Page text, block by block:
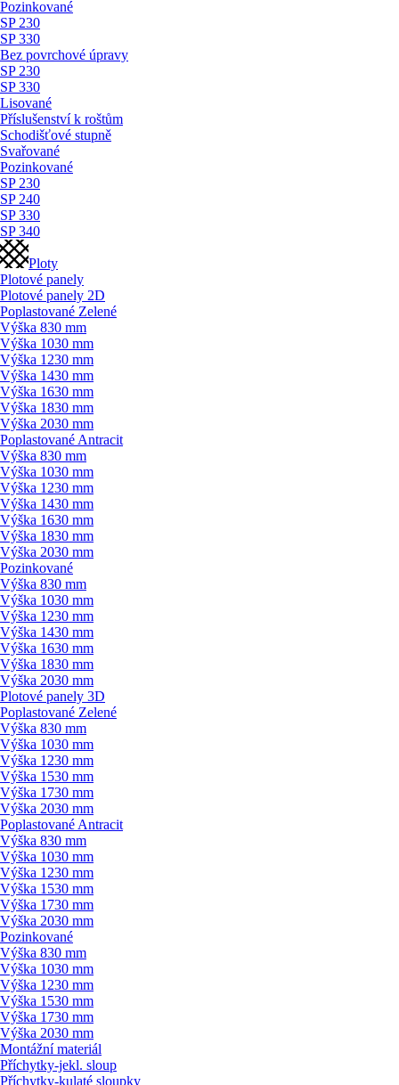
Pozinkované
SP 230
SP 330
Bez povrchové úpravy
SP 230
SP 330
Lisované
Příslušenství k roštům
Schodišťové stupně
Svařované
Pozinkované
SP 230
SP 240
SP 330
SP 340
Ploty
Plotové panely
Plotové panely 2D
Poplastované Zelené
Výška 830 mm
Výška 1030 mm
Výška 1230 mm
Výška 1430 mm
Výška 1630 mm
Výška 1830 mm
Výška 2030 mm
Poplastované Antracit
Výška 830 mm
Výška 1030 mm
Výška 1230 mm
Výška 1430 mm
Výška 1630 mm
Výška 1830 mm
Výška 2030 mm
Pozinkované
Výška 830 mm
Výška 1030 mm
Výška 1230 mm
Výška 1430 mm
Výška 1630 mm
Výška 1830 mm
Výška 2030 mm
Plotové panely 3D
Poplastované Zelené
Výška 830 mm
Výška 1030 mm
Výška 1230 mm
Výška 1530 mm
Výška 1730 mm
Výška 2030 mm
Poplastované Antracit
Výška 830 mm
Výška 1030 mm
Výška 1230 mm
Výška 1530 mm
Výška 1730 mm
Výška 2030 mm
Pozinkované
Výška 830 mm
Výška 1030 mm
Výška 1230 mm
Výška 1530 mm
Výška 1730 mm
Výška 2030 mm
Montážní materiál
Příchytky-jekl. sloup
Příchytky-kulaté sloupky